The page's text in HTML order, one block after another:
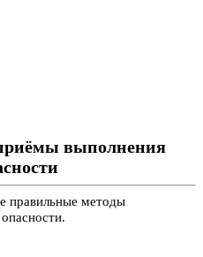
выполнения
правильные методы